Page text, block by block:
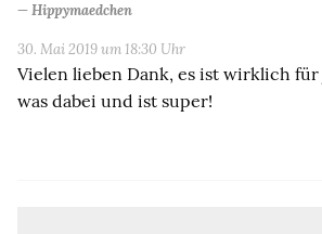
Hippymaedchen
30. Mai 2019 um 18:30 Uhr
Vielen lieben Dank, es ist wirklich
was dabei und ist super!